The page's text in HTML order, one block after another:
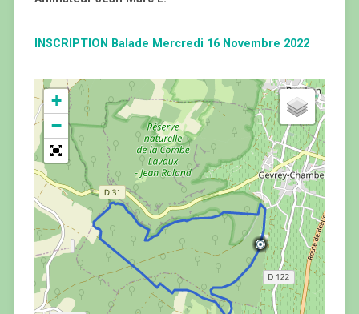
INSCRIPTION Balade Mercredi 16 Novembre 2022
+
−